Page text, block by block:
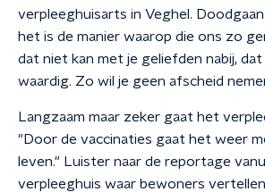
verpleeghuisarts in Veghel.
het is de manier waarop die ons zo
dat niet kan met je geliefden nabij,
waardig. Zo wil je geen afscheid
Langzaam maar zeker gaat het
"Door de vaccinaties gaat het weer
leven." Luister naar de reportage
verpleeghuis waar bewoners